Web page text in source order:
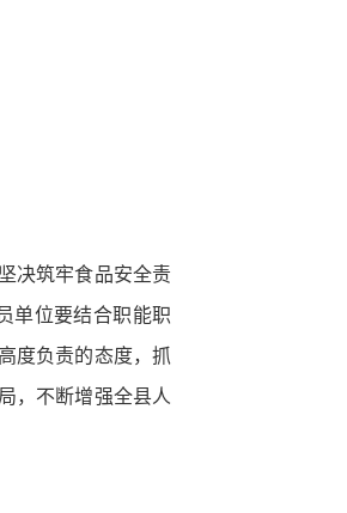
决筑牢食品安全责
单位要结合职能职
度负责的态度，抓
，不断增强全县人